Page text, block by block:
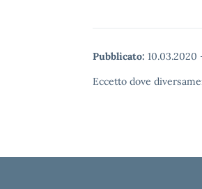
Pubblicato: 10.03.2020
Eccetto dove